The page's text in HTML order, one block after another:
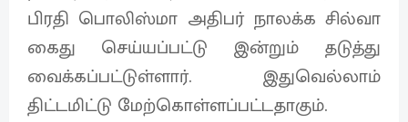
பிரதி பொலிஸ்மா அதிபர் நாலக்க சில்வா
கைது செய்யப்பட்டு இன்றும் தடுத்து
வைக்கப்பட்டுள்ளார். இதுவெல்லாம்
திட்டமிட்டு மேற்கொள்ளப்பட்டதாகும்.